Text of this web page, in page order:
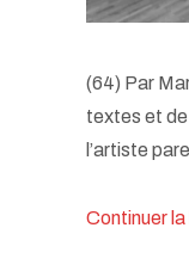
(64) Par
textes et de
l’artiste
Continuer